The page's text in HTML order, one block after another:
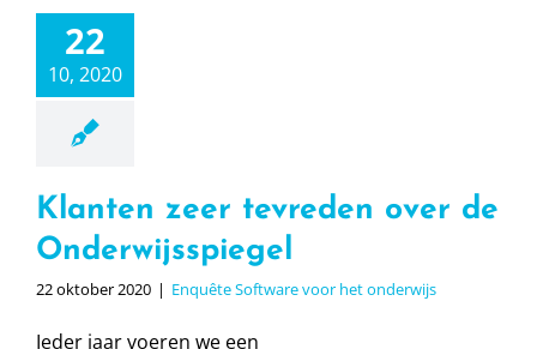
22
10, 2020
Klanten zeer tevreden over de
Onderwijsspiegel
22 oktober 2020 | Enquête Software voor het onderwijs
Ieder jaar voeren we een